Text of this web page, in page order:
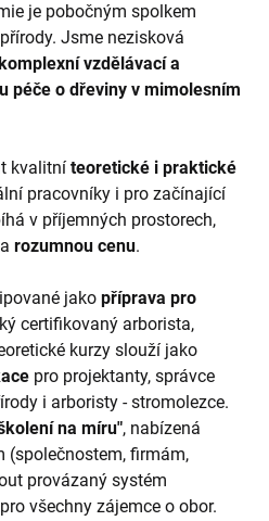
je pobočným spolkem
Jsme nezisková
vzdělávací a
péče o dřeviny v mimolesním
kvalitní teoretické i praktické
pracovníky i pro začínající
v příjemných prostorech,
rozumnou cenu.
jako příprava pro
certifikovaný arborista,
kurzy slouží jako
pro projektanty, správce
i arboristy - stromolezce.
na míru", nabízená
(společnostem, firmám,
provázaný systém
všechny zájemce o obor.